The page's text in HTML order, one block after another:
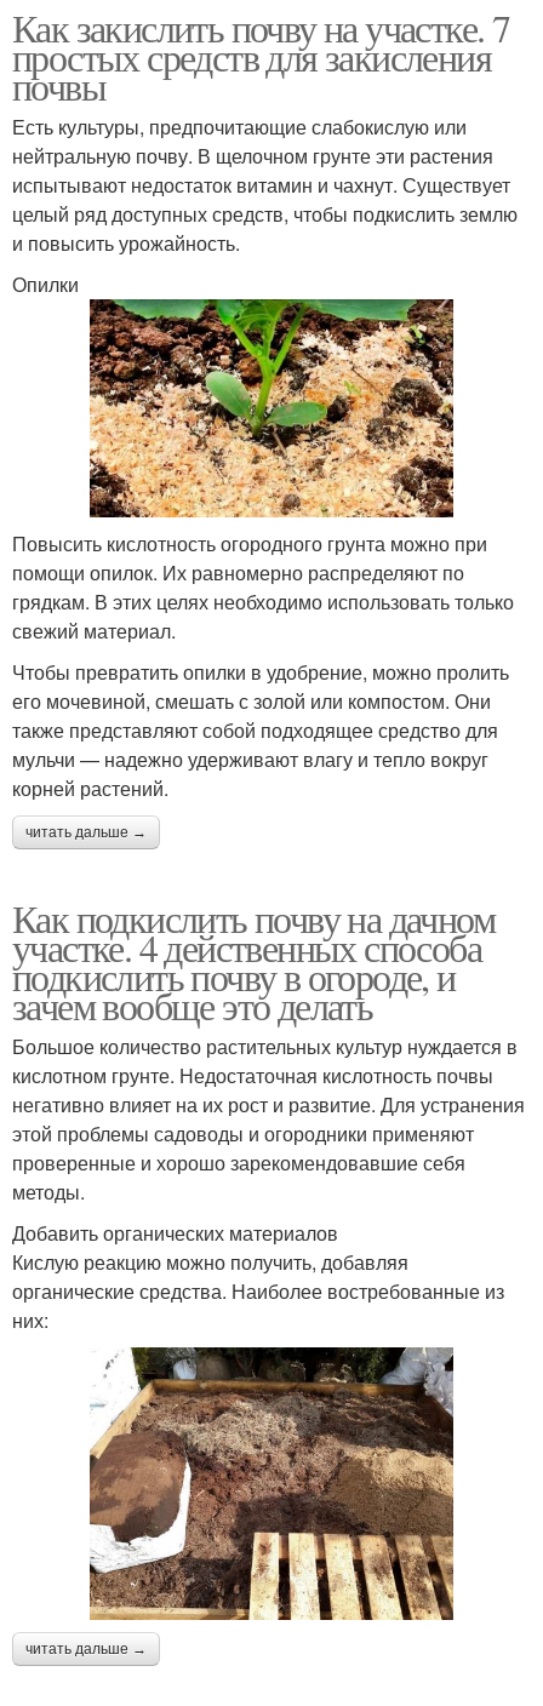
Как закислить почву на участке. 7
простых средств для закисления
почвы
Есть культуры, предпочитающие слабокислую или
нейтральную почву. В щелочном грунте эти растения
испытывают недостаток витамин и чахнут. Существует
целый ряд доступных средств, чтобы подкислить землю
и повысить урожайность.
Опилки
Повысить кислотность огородного грунта можно при
помощи опилок. Их равномерно распределяют по
грядкам. В этих целях необходимо использовать только
свежий материал.
Чтобы превратить опилки в удобрение, можно пролить
его мочевиной, смешать с золой или компостом. Они
также представляют собой подходящее средство для
мульчи — надежно удерживают влагу и тепло вокруг
корней растений.
читать дальше →
Как подкислить почву на дачном
участке. 4 действенных способа
подкислить почву в огороде, и
зачем вообще это делать
Большое количество растительных культур нуждается в
кислотном грунте. Недостаточная кислотность почвы
негативно влияет на их рост и развитие. Для устранения
этой проблемы садоводы и огородники применяют
проверенные и хорошо зарекомендовавшие себя
методы.
Добавить органических материалов
Кислую реакцию можно получить, добавляя
органические средства. Наиболее востребованные из
них:
читать дальше →